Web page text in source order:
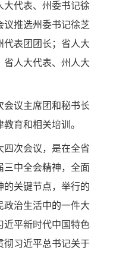
大代表、州委书记徐
议推选州委书记徐芝
代表团团长；省人大
省人大代表、州人大
会议主席团和秘书长
育和相关培训。
四次会议，是在全省
三中全会精神，全面
的关键节点，举行的
政治生活中的一件大
近平新时代中国特色
彻习近平总书记关于